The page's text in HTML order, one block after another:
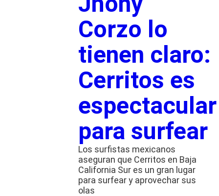
Corzo lo
tienen claro:
Cerritos es
espectacular
para surfear
Los surfistas mexicanos
aseguran que Cerritos en Baja
California Sur es un gran lugar
para surfear y aprovechar sus
olas